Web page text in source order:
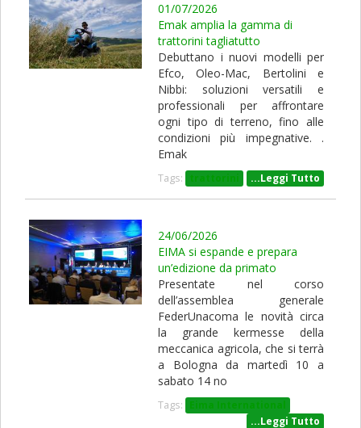
01/07/2026
Emak amplia la gamma di
trattorini tagliatutto
Debuttano i nuovi modelli per
Efco, Oleo-Mac, Bertolini e
Nibbi: soluzioni versatili e
professionali per affrontare
ogni tipo di terreno, fino alle
condizioni più impegnative. .
Emak
Tags: trattorini ...Leggi Tutto
24/06/2026
EIMA si espande e prepara
un’edizione da primato
Presentate nel corso
dell’assemblea generale
FederUnacoma le novità circa
la grande kermesse della
meccanica agricola, che si terrà
a Bologna da martedì 10 a
sabato 14 no
Tags: Eima International
...Leggi Tutto